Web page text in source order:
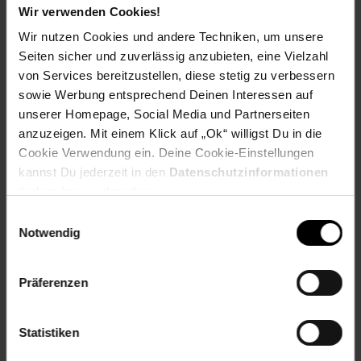
Wir verwenden Cookies!
Wir nutzen Cookies und andere Techniken, um unsere
Seiten sicher und zuverlässig anzubieten, eine Vielzahl
von Services bereitzustellen, diese stetig zu verbessern
sowie Werbung entsprechend Deinen Interessen auf
unserer Homepage, Social Media und Partnerseiten
anzuzeigen. Mit einem Klick auf „Ok“ willigst Du in die
Cookie Verwendung ein. Deine Cookie-Einstellungen
kannst Du jederzeit in den Datenschutzinformationen
Notwendig
Präferenzen
Statistiken
Fußzeile
Weitere Online-Angebote
Netto Reisen TV-Shop Weinwelt
Rezeptwelt Karriere